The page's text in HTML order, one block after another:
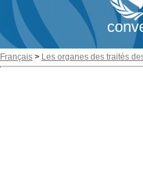
Français > Les organes des traités